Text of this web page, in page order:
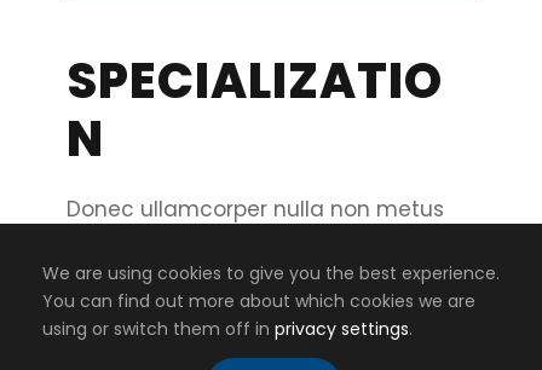
SPECIALIZATIO
N
Donec ullamcorper nulla non metus
commodo luctus, nisi erat porttitor
ligula, eget lacinia odio sem nec elit.
We are using cookies to give you the best experience.
You can find out more about which cookies we are
using or switch them off in privacy settings.